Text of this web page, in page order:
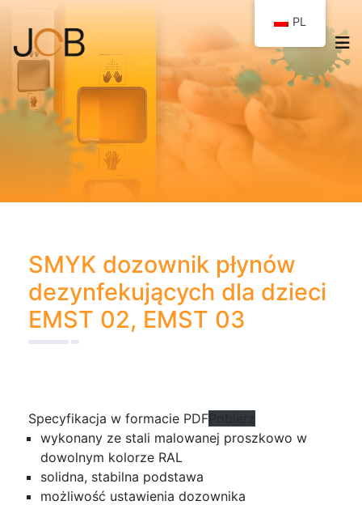
SMYK dozownik płynów
dezynfekujących dla dzieci
EMST 02, EMST 03
Specyfikacja w formacie PDF
wykonany ze stali malowanej proszkowo w
dowolnym kolorze RAL
solidna, stabilna podstawa
możliwość ustawienia dozownika
PL